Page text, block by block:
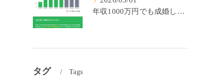
年収1000万円でも成婚しやすいとは限らない? 「年収帯別の成婚率」のリアル
タグ Tags